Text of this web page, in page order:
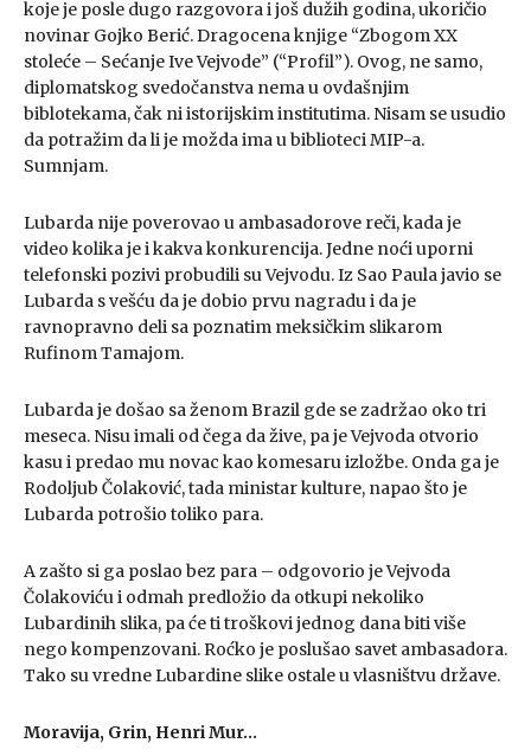
koje je posle dugo razgovora i još dužih godina, ukoričio
novinar Gojko Berić. Dragocena knjige “Zbogom XX
stoleće – Sećanje Ive Vejvode” (“Profil”). Ovog, ne samo,
diplomatskog svedočanstva nema u ovdašnjim
biblotekama, čak ni istorijskim institutima. Nisam se usudio
da potražim da li je možda ima u biblioteci MIP-a.
Sumnjam.
Lubarda nije poverovao u ambasadorove reči, kada je
video kolika je i kakva konkurencija. Jedne noći uporni
telefonski pozivi probudili su Vejvodu. Iz Sao Paula javio se
Lubarda s vešću da je dobio prvu nagradu i da je
ravnopravno deli sa poznatim meksičkim slikarom
Rufinom Tamajom.
Lubarda je došao sa ženom Brazil gde se zadržao oko tri
meseca. Nisu imali od čega da žive, pa je Vejvoda otvorio
kasu i predao mu novac kao komesaru izložbe. Onda ga je
Rodoljub Čolaković, tada ministar kulture, napao što je
Lubarda potrošio toliko para.
A zašto si ga poslao bez para – odgovorio je Vejvoda
Čolakoviću i odmah predložio da otkupi nekoliko
Lubardinih slika, pa će ti troškovi jednog dana biti više
nego kompenzovani. Roćko je poslušao savet ambasadora.
Tako su vredne Lubardine slike ostale u vlasništvu države.
Moravija, Grin, Henri Mur…